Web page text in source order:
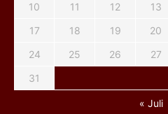
10
11 12 13
17
18 19 20
24
25 26 27
31
« Juli